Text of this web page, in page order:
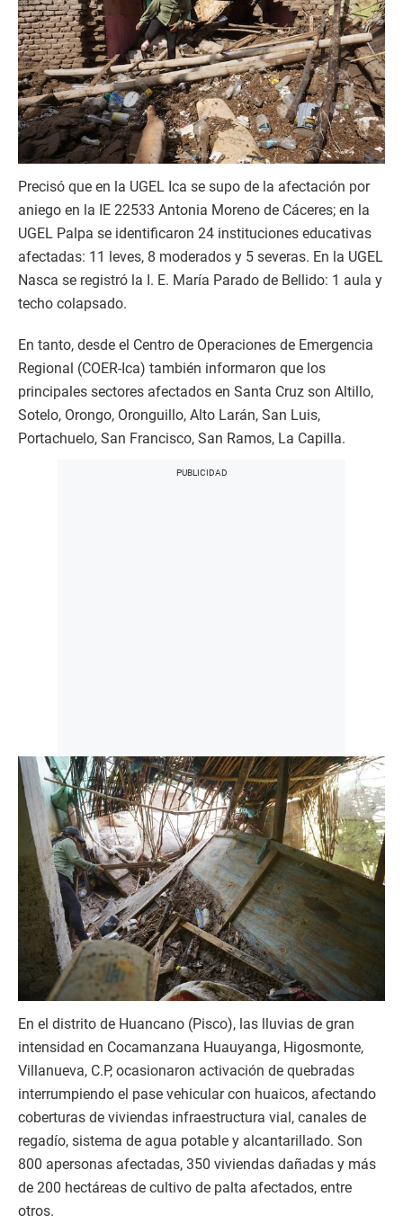
Precisó que en la UGEL Ica se supo de la afectación por
aniego en la IE 22533 Antonia Moreno de Cáceres; en la
UGEL Palpa se identificaron 24 instituciones educativas
afectadas: 11 leves, 8 moderados y 5 severas. En la UGEL
Nasca se registró la I. E. María Parado de Bellido: 1 aula y
techo colapsado.
En tanto, desde el Centro de Operaciones de Emergencia
Regional (COER-Ica) también informaron que los
principales sectores afectados en Santa Cruz son Altillo,
Sotelo, Orongo, Oronguillo, Alto Larán, San Luis,
Portachuelo, San Francisco, San Ramos, La Capilla.
En el distrito de Huancano (Pisco), las lluvias de gran
intensidad en Cocamanzana Huauyanga, Higosmonte,
Villanueva, C.P, ocasionaron activación de quebradas
interrumpiendo el pase vehicular con huaicos, afectando
coberturas de viviendas infraestructura vial, canales de
regadío, sistema de agua potable y alcantarillado. Son
800 apersonas afectadas, 350 viviendas dañadas y más
de 200 hectáreas de cultivo de palta afectados, entre
otros.